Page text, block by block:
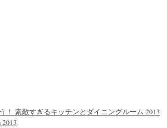
！ 素敵すぎるキッチンとダイニングルーム 2013